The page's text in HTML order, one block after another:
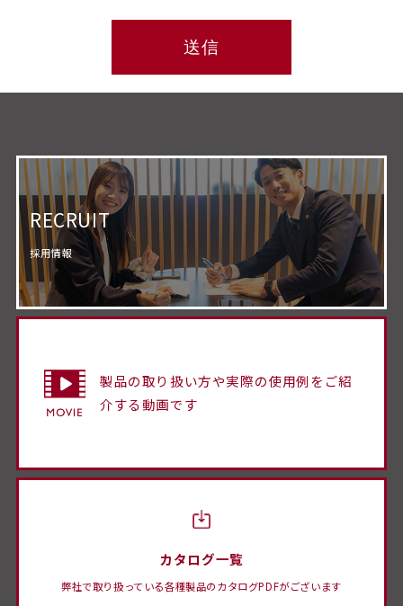
RECRUIT
採用情報
製品の取り扱い方や実際の使用例をご紹
介する動画です
カタログ一覧
弊社で取り扱っている各種製品のカタログPDFがございます